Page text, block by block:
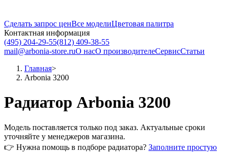
Сделать запрос ценВсе моделиЦветовая палитра
Контактная информация
(495) 204-29-55(812) 409-38-55
mail@arbonia-store.ruО насО производителеСервисСтатьи
Главная>
Arbonia 3200
Радиатор Arbonia 3200
Модель поставляется только под заказ. Актуальные сроки
уточняйте у менеджеров магазина.
👉 Нужна помощь в подборе радиатора? Заполните простую